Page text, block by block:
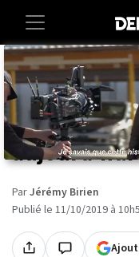
Accueil Entertainment
« El
suite à
ParJérémy Birien
Publié le 11/10/2019 à